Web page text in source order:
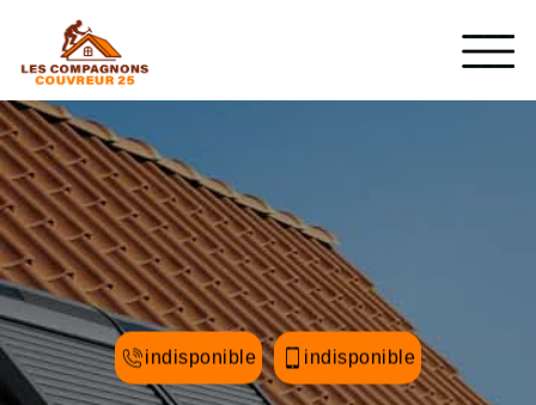
indisponible indisponible